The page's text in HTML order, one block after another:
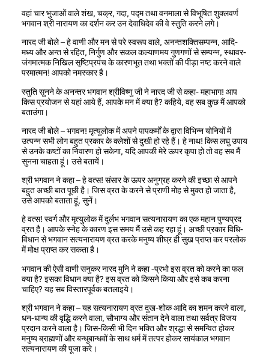
वहां चार भुजाओं वाले शंख, चक्र, गदा, पद्म तथा वनमाला से विभूषित शुक्लवर्ण
भगवान श्री नारायण का दर्शन कर उन देवाधिदेव की वे स्तुति करने लगे।
नारद जी बोले – हे वाणी और मन से परे स्वरूप वाले, अनन्तशक्तिसम्पन्न, आदि-
मध्य और अन्त से रहित, निर्गुण और सकल कल्याणमय गुणगणों से सम्पन्न, स्थावर-
जंगमात्मक निखिल सृष्टिप्रपंच के कारणभूत तथा भक्तों की पीड़ा नष्ट करने वाले
परमात्मन! आपको नमस्कार है।
स्तुति सुनने के अनन्तर भगवान श्रीविष्णु जी ने नारद जी से कहा- महाभाग! आप
किस प्रयोजन से यहां आये हैं, आपके मन में क्या है? कहिये, वह सब कुछ मैं आपको
बताउंगा।
नारद जी बोले – भगवन! मृत्युलोक में अपने पापकर्मों के द्वारा विभिन्न योनियों में
उत्पन्न सभी लोग बहुत प्रकार के क्लेशों से दुखी हो रहे हैं। हे नाथ! किस लघु उपाय
से उनके कष्टों का निवारण हो सकेगा, यदि आपकी मेरे ऊपर कृपा हो तो वह सब मैं
सुनना चाहता हूं। उसे बतायें।
श्री भगवान ने कहा – हे वत्स! संसार के ऊपर अनुग्रह करने की इच्छा से आपने
बहुत अच्छी बात पूछी है। जिस व्रत के करने से प्राणी मोह से मुक्त हो जाता है,
उसे आपको बताता हूं, सुनें।
हे वत्स! स्वर्ग और मृत्युलोक में दुर्लभ भगवान सत्यनारायण का एक महान पुण्यप्रद
व्रत है। आपके स्नेह के कारण इस समय मैं उसे कह रहा हूं। अच्छी प्रकार विधि-
विधान से भगवान सत्यनारायण व्रत करके मनुष्य शीघ्र ही सुख प्राप्त कर परलोक
में मोक्ष प्राप्त कर सकता है।
भगवान की ऐसी वाणी सनुकर नारद मुनि ने कहा -प्रभो इस व्रत को करने का फल
क्या है? इसका विधान क्या है? इस व्रत को किसने किया और इसे कब करना
चाहिए? यह सब विस्तारपूर्वक बतलाइये।
श्री भगवान ने कहा – यह सत्यनारायण व्रत दुख-शोक आदि का शमन करने वाला,
धन-धान्य की वृद्धि करने वाला, सौभाग्य और संतान देने वाला तथा सर्वत्र विजय
प्रदान करने वाला है। जिस-किसी भी दिन भक्ति और श्रद्धा से समन्वित होकर
मनुष्य ब्राह्मणों और बन्धुबान्धवों के साथ धर्म में तत्पर होकर सायंकाल भगवान
सत्यनारायण की पूजा करे।